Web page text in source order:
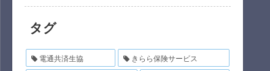
タグ
電通共済生協
きらら保険サービス